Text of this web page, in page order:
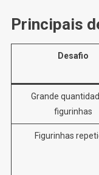
Principais
Desafio
Grande
figurinhas
Figurinhas